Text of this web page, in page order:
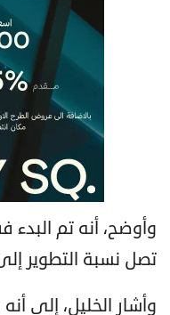
وأوضح، أنه تم البدء
تصل نسبة التطوير إلى 75% من
وأشار الخليل، إلى